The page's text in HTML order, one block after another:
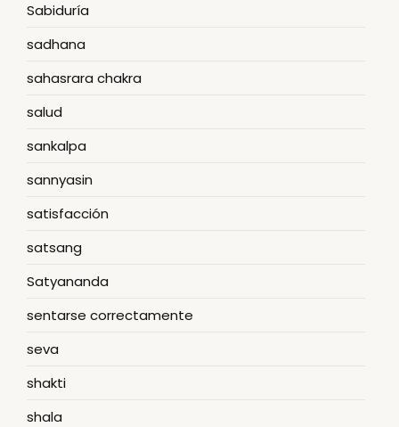
Sabiduría
sadhana
sahasrara chakra
salud
sankalpa
sannyasin
satisfacción
satsang
Satyananda
sentarse correctamente
seva
shakti
shala